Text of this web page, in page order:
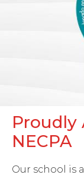
Proudly
NECPA
Our school is